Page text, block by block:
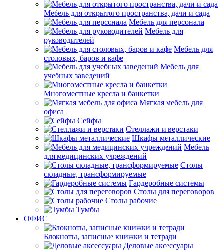
Мебель для открытого пространства, дачи и сада
Мебель для персонала
Мебель для
руководителей
Мебель для
столовых, баров и кафе
Мебель для
учебных заведений
Многоместные кресла и банкетки
Мягкая мебель для
офиса
Сейфы
Стеллажи и верстаки
Шкафы металлические
Мебель
для медицинских учреждений
Столы
складные, трансформируемые
Гардеробные системы
Столы для переговоров
Столы рабочие
Тумбы
ОФИС
Блокноты, записные книжки и тетради
Деловые аксессуары